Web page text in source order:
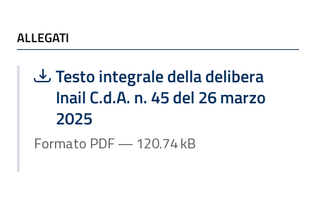
ALLEGATI
ALLEGATI
Scarica file:
Testo integrale della delibera
Inail C.d.A. n. 45 del 26 marzo
2025
Formato PDF — Dimensione 120.74 kB
Formato PDF — 120.74 kB